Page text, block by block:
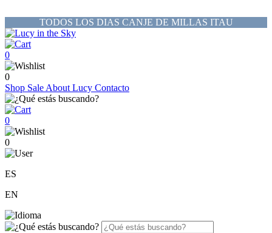
TODOS LOS DIAS CANJE DE MILLAS ITAU
0
0
Shop Sale About Lucy Contacto
0
0
ES
EN